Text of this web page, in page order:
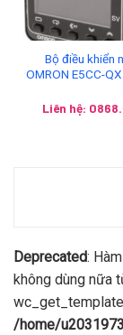
Bộ điều khiển
OMRON E5CC-
Liên hệ:
Deprecated:
không dùng nữa
/home/